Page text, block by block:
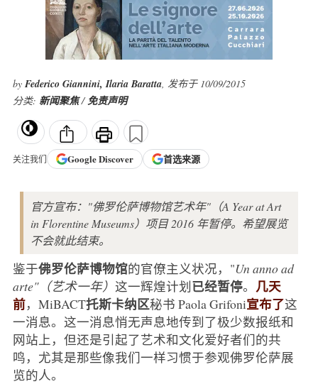
by Federico Giannini, Ilaria Baratta, 发布于 10/09/2015
分类: 新闻聚焦/免责声明
关注我们 GoogleDiscover 首选来源
官方宣布："佛罗伦萨博物馆艺术年"（A Year at Art
in Florentine Museums）项目 2016 年暂停。希望展览
不会就此结束。
鉴于佛罗伦萨博物馆的官僚主义状况，"Un anno ad
arte"（艺术一年） 这一辉煌计划已经暂停。 几天
前，MiBACT托斯卡纳区秘书 Paola Grifoni宣布了这
一消息。这一消息悄无声息地传到了极少数报纸和
网站上，但还是引起了艺术和文化爱好者们的共
鸣，尤其是那些像我们一样习惯于参观佛罗伦萨展
览的人。